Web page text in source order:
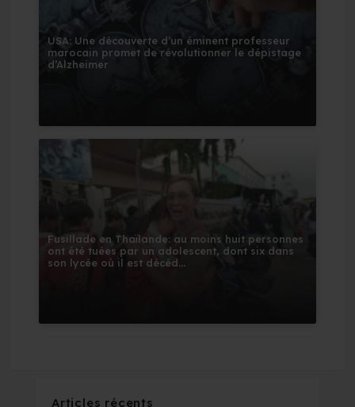
USA: Une découverte d’un éminent professeur
marocain promet de révolutionner le dépistage
d’Alzheimer
Fusillade en Thaïlande: au moins huit personnes
ont été tuées par un adolescent, dont six dans
son lycée où il est décéd...
Articles récents